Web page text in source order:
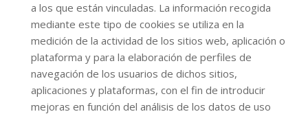
a los que están vinculadas. La información recogida
mediante este tipo de cookies se utiliza en la
medición de la actividad de los sitios web, aplicación o
plataforma y para la elaboración de perfiles de
navegación de los usuarios de dichos sitios,
aplicaciones y plataformas, con el fin de introducir
mejoras en función del análisis de los datos de uso